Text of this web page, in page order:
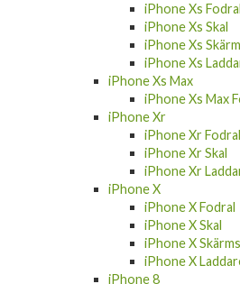
iPhone Xs Fodral
iPhone Xs Skal
iPhone Xs
iPhone Xs
iPhone Xs Max
iPhone Xs Max
iPhone Xr
iPhone Xr Fodral
iPhone Xr Skal
iPhone Xr
iPhone X
iPhone X Fodral
iPhone X Skal
iPhone X
iPhone X
iPhone 8